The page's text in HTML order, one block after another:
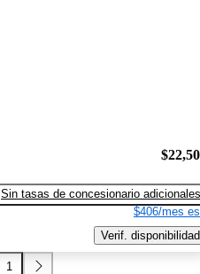
Sin tasas de concesionario adicionales
$406/mes
Verif. disponibilidad
1